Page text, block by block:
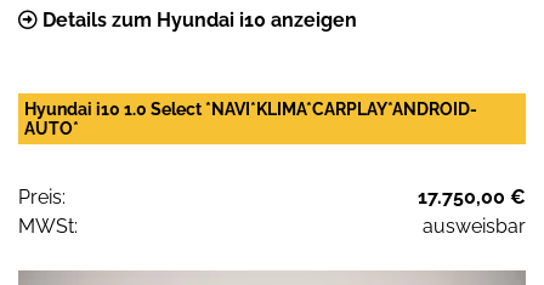
Details zum Hyundai i10 anzeigen
Hyundai i10 1.0 Select *NAVI*KLIMA*CARPLAY*ANDROID-
AUTO*
Preis:
17.750,00 €
MWSt:
ausweisbar